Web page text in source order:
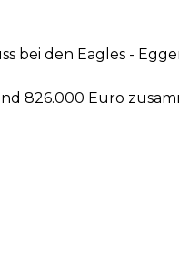
bei den Eagles -
826.000 Euro